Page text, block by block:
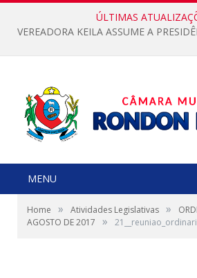
ÚLTIMAS
MENU
Home » Atividades Legislativas »
AGOSTO DE 2017
»